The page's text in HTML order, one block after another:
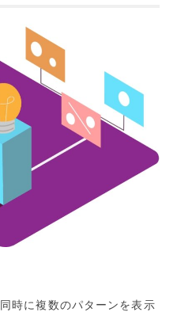
時に複数のパターンを表示